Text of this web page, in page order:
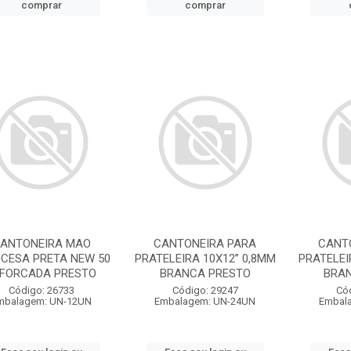
comprar comprar
MAO
PRETA NEW 50
PRESTO
Código: 26733
UN-12UN
CANTONEIRA PARA
PRATELEIRA 10X12” 0,8MM
BRANCA PRESTO
Código: 29247
Embalagem: UN-24UN